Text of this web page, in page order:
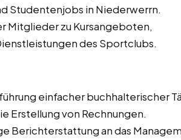
Studentenjobs in Niederwerrn.
Mitglieder zu Kursangeboten,
des Sportclubs.
einfacher buchhalterischer
Erstellung von Rechnungen.
Berichterstattung an das